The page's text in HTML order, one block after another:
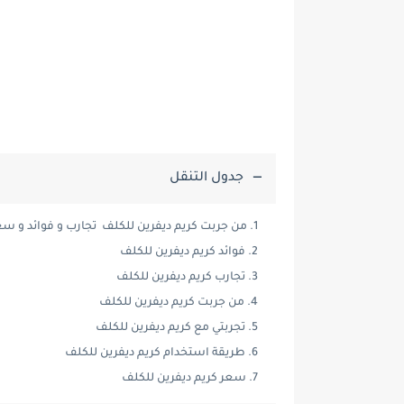
جدول التنقل
من جربت كريم ديفرين للكلف تجارب و فوائد و
فوائد كريم ديفرين للكلف
تجارب كريم ديفرين للكلف
من جربت كريم ديفرين للكلف
تجربتي مع كريم ديفرين للكلف
طريقة استخدام كريم ديفرين للكلف
سعر كريم ديفرين للكلف